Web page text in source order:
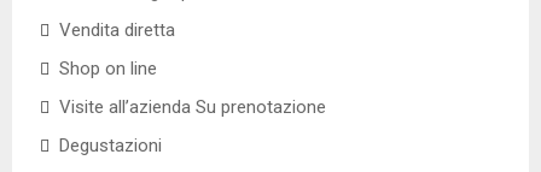
Vendita diretta
Shop on line
Visite all’azienda Su prenotazione
Degustazioni